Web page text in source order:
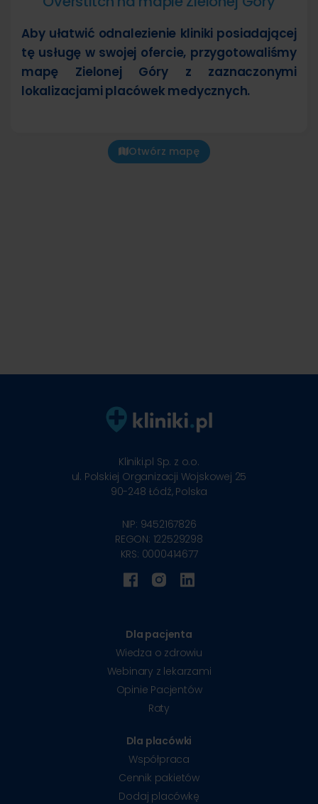
Aby ułatwić odnalezienie kliniki posiadającej
tę usługę w swojej ofercie, przygotowaliśmy
mapę Zielonej Góry z zaznaczonymi
lokalizacjami placówek medycznych.
Otwórz mapę
Kliniki.pl Sp. z o.o.
ul. Polskiej Organizacji Wojskowej 25
90-248 Łódź, Polska
NIP: 9452167826
REGON: 122529298
KRS: 0000414677
Dla pacjenta
Wiedza o zdrowiu
Webinary z lekarzami
Opinie Pacjentów
Raty
Dla placówki
Współpraca
Cennik pakietów
Dodaj placówkę